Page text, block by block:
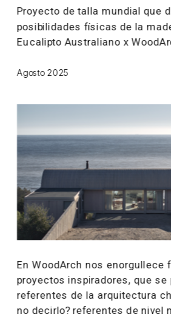
Proyecto de talla mundial que
posibilidades físicas de la
Eucalipto Australiano x
Agosto 2025
En WoodArch nos enorgullece
proyectos inspiradores, que
referentes de la arquitectura
no decirlo? referentes de nivel